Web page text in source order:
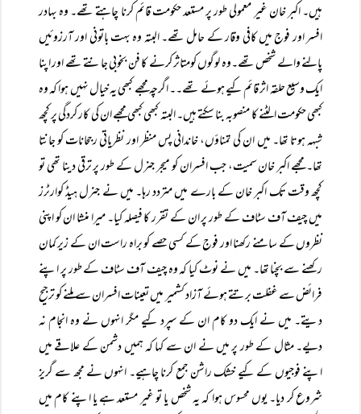
ہیں۔ اکبر خان غیر معمولی طور پر مستعد حکومت قائم کرنا چاہتے تھے۔ وہ بہادر
افسر اور فوج میں کافی وقار کے حامل تھے۔ البتہ وہ بہت باتونی اور آرزوئیں
پالنے والے شخص تھے۔وہ لوگوں کومتاثر کرنے کا فن بخوبی جانتے تھے اور اپنا
ایک وسیع حلقہ اثر قائم کیے ہوئے تھے۔۔ اگرچہ مجھے کبھی یہ خیال نہیں ہوا کہ وہ
کبھی حکومت الٹنے کا منصوبہ بنا سکتے ہیں۔ البتہ کبھی کبھی مجھے ان کی کار کردگی پر کچھ
شبہہ ہوتا تھا۔ میں ان کی تمناؤں، خاندانی پس منظر اور نظریاتی رجحانات کو جانتا
تھا۔ مجھے اکبر خان سمیت، جب افسران کو میجر جنرل کے طور پر ترقی دینا تھی تو
کچھ وقت تک اکبر خان کے بارے میں متردد رہا۔ میں نے جنرل ہیڈ کوارٹرز
میں چیف آف سٹاف کے طور پر ان کے تقرر کا فیصلہ کیا۔ میرا منشا ان کو اپنی
نظروں کے سامنے رکھنا اور فوج کے کسی حصے کو براہ راست ان کے زیر کمان
رکھنے سے بچنا تھا۔ میں نے نوٹ کیا کہ وہ چیف آف سٹاف کے طور پر اپنے
فرائض سے غفلت برتتے ہوئے آزاد کشمیر میں تعینات افسران سے ملنے کو ترجیح
دیتے۔ میں نے ایک دو کام ان کے سپرد کیے مگر انہوں نے وہ انجام نہ
دیے۔ مثال کے طور پر میں نے ان سے کہا کہ ہمیں دشمن کے علاقے میں
اپنے فوجیوں کے کیے خشک راشن جمع کرنا چاہیے۔ انہوں نے مجھ سے گریز
شروع کر دیا۔ یوں محسوس ہوا کہ یہ شخص یا تو غیر مستعد ہے یا اپنے کام میں